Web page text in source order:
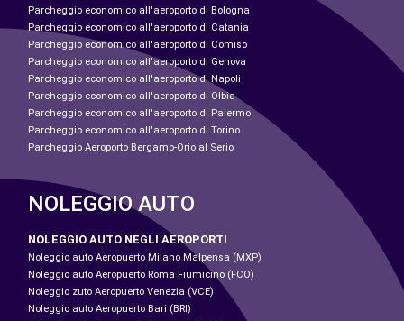
Parcheggio economico all'aeroporto di Bologna
Parcheggio economico all'aeroporto di Catania
Parcheggio economico all'aeroporto di Comiso
Parcheggio economico all'aeroporto di Genova
Parcheggio economico all'aeroporto di Napoli
Parcheggio economico all'aeroporto di Olbia
Parcheggio economico all'aeroporto di Palermo
Parcheggio economico all'aeroporto di Torino
Parcheggio Aeroporto Bergamo-Orio al Serio
NOLEGGIO AUTO
NOLEGGIO AUTO NEGLI AEROPORTI
Noleggio auto Aeropuerto Milano Malpensa (MXP)
Noleggio auto Aeropuerto Roma Fiumicino (FCO)
Noleggio zuto Aeropuerto Venezia (VCE)
Noleggio auto Aeropuerto Bari (BRI)